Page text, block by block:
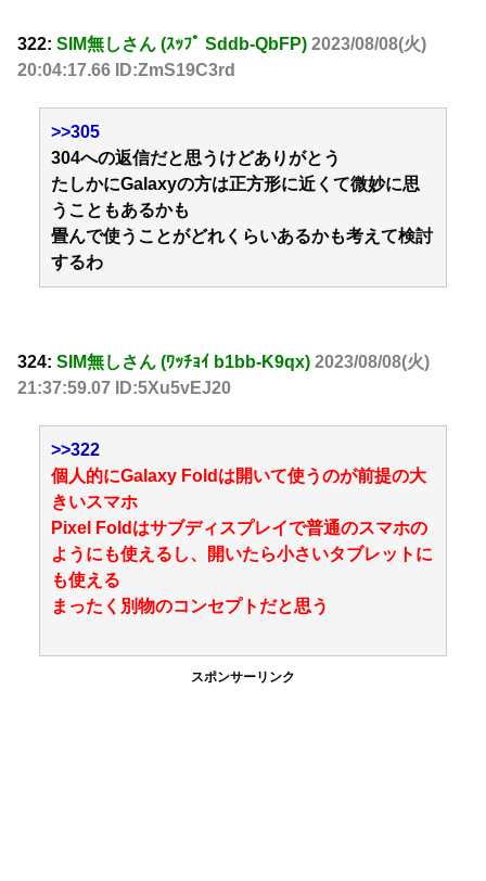
322: SIM無しさん (ｽｯﾌﾟ Sddb-QbFP) 2023/08/08(火)
20:04:17.66 ID:ZmS19C3rd
>>305
304への返信だと思うけどありがとう
たしかにGalaxyの方は正方形に近くて微妙に思
うこともあるかも
畳んで使うことがどれくらいあるかも考えて検討
するわ
324: SIM無しさん (ﾜｯﾁｮｲ b1bb-K9qx) 2023/08/08(火)
21:37:59.07 ID:5Xu5vEJ20
>>322
個人的にGalaxy Foldは開いて使うのが前提の大
きいスマホ
Pixel Foldはサブディスプレイで普通のスマホの
ようにも使えるし、開いたら小さいタブレットに
も使える
まったく別物のコンセプトだと思う
スポンサーリンク